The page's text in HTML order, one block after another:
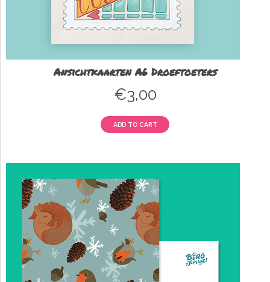
Ansichtkaarten A6 Droeftoeters
€3,00
ADD TO CART